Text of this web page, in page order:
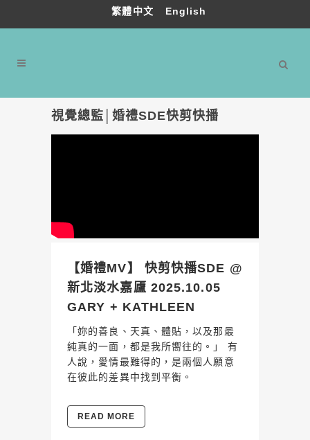
繁體中文 English
視覺總監│婚禮SDE快剪快播
【婚禮MV】 快剪快播SDE @
新北淡水嘉𠫂 2025.10.05
GARY + KATHLEEN
「妳的善良、天真、體貼，以及那最
純真的一面，都是我所嚮往的。」 有
人說，愛情最難得的，是兩個人願意
在彼此的差異中找到平衡。
READ MORE